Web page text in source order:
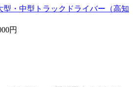
・中型トラックドライバー（高知
円